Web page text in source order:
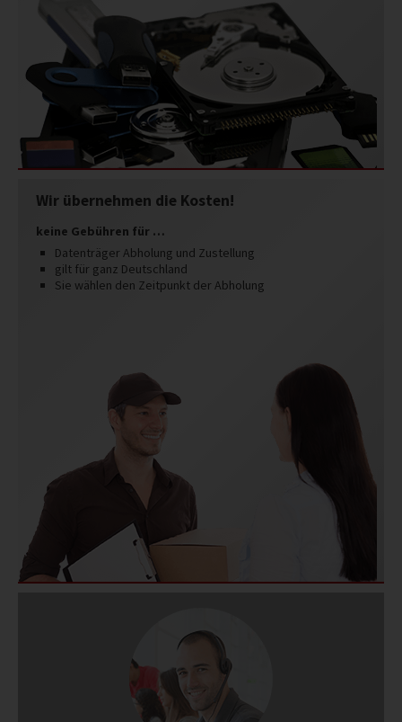
Wir übernehmen die Kosten!
keine Gebühren für …
Datenträger Abholung und Zustellung
gilt für ganz Deutschland
Sie wählen den Zeitpunkt der Abholung